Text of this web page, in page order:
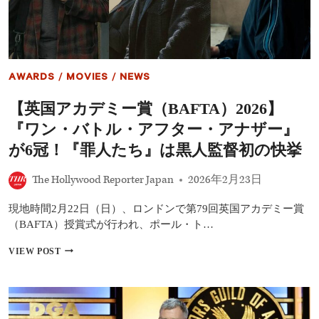
ー
ズ』
の
ン
リ
ク
が
ン
臨！
英
ア
ミ
ー
賞
AWARDS / MOVIES / NEWS
【英国アカデミー賞（BAFTA）2026】
『ワン・バトル・アフター・アナザー』
が6冠！『罪人たち』は黒人監督初の快挙
The Hollywood Reporter Japan 2026年2月23日
現地時間2月22日（日）、ロンドンで第79回英国アカデミー賞
（BAFTA）授賞式が行われ、ポール・ト…
VIEW POST【英
カ
デ
ミ